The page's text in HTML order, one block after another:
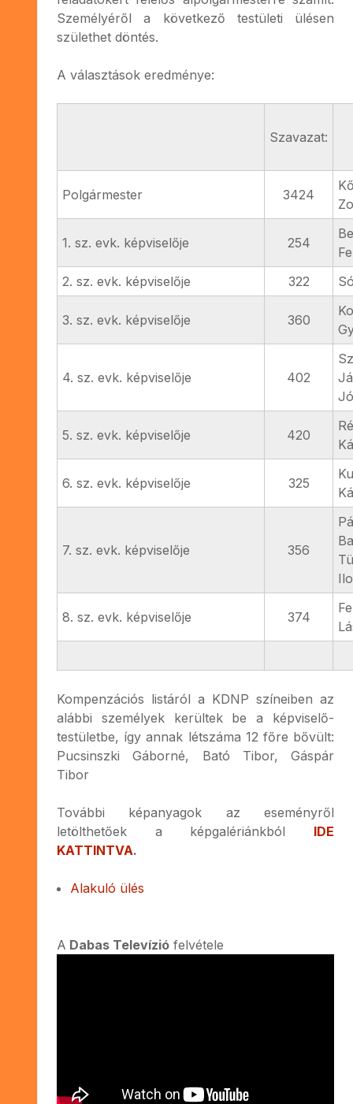
Személyéről a következő testületi ülésen
születhet döntés.
A választások eredménye:
Szavazat:
Polgármester 3424
1. sz. evk. képviselője 254
2. sz. evk. képviselője
322
3. sz. evk. képviselője 360
4. sz. evk. képviselője 402
5. sz. evk. képviselője 420
6. sz. evk. képviselője 325
7. sz. evk. képviselője 356
8. sz. evk. képviselője 374
Kompenzációs listáról a KDNP színeiben az
alábbi személyek kerültek be a képviselő-
testületbe, így annak létszáma 12 főre bővült:
Pucsinszki Gáborné, Bató Tibor, Gáspár
Tibor
További képanyagok az eseményről
letölthetőek a képgalériánkból IDE
KATTINTVA.
Alakuló ülés
A Dabas Televízió felvétele